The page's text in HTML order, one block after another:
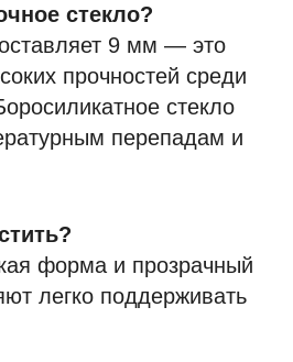
стекло?
9 мм — это
прочностей среди
стекло
перепадам и
форма и прозрачный
легко поддерживать